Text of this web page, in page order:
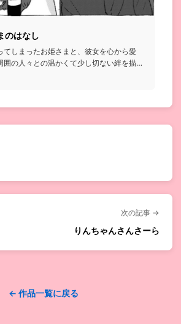
のはなし
てしまったお姫さまと、彼女を心から愛
囲の人々との温かくて少し切ない絆を描
次の記事 →
りんちゃんさんさーら
← 作品一覧に戻る